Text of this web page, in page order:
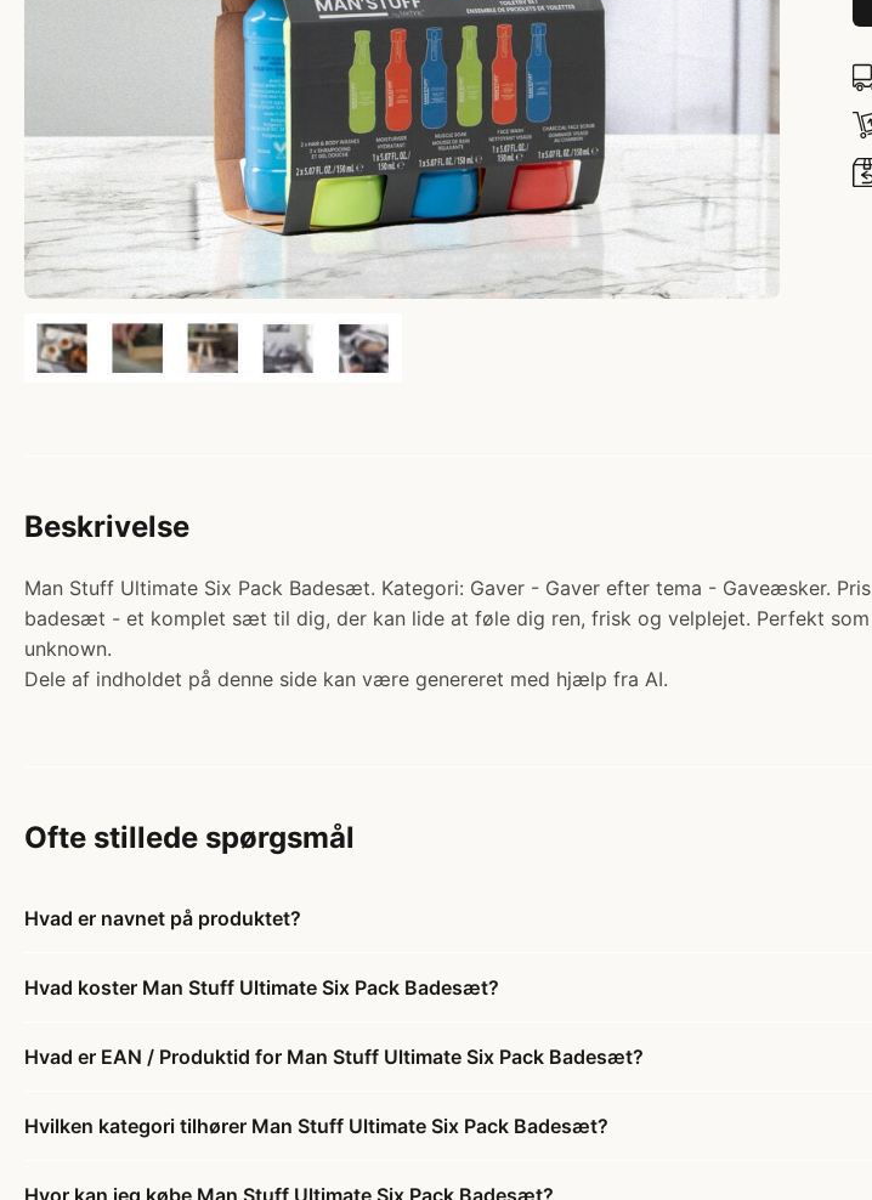
Beskrivelse
Man Stuff Ultimate Six Pack Badesæt. Kategori: Gaver - Gaver efter tema - Gaveæsker.
badesæt - et komplet sæt til dig, der kan lide at føle dig ren, frisk og velplejet. Perfekt
unknown.
Dele af indholdet på denne side kan være genereret med hjælp fra AI.
Ofte stillede spørgsmål
Hvad er navnet på produktet?
Hvad koster Man Stuff Ultimate Six Pack Badesæt?
Hvad er EAN / Produktid for Man Stuff Ultimate Six Pack Badesæt?
Hvilken kategori tilhører Man Stuff Ultimate Six Pack Badesæt?